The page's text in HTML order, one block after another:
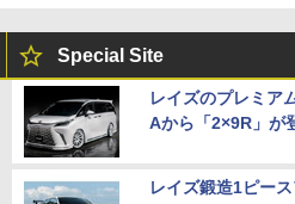
Special Site
レイズのプレミア
Aから「2×9R」が
レイズ鍛造1ピー